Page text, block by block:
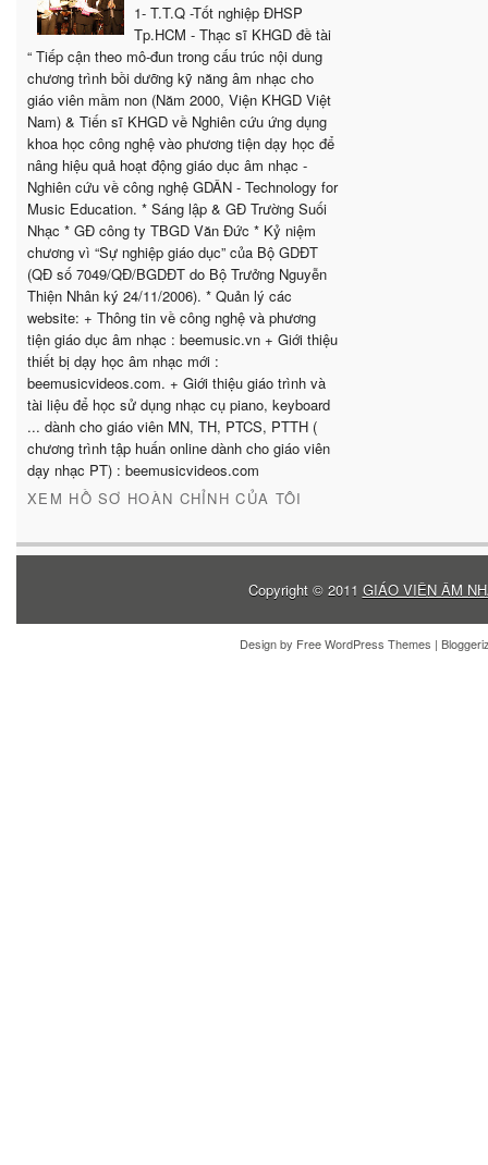
1- T.T.Q -Tốt nghiệp ĐHSP
Tp.HCM - Thạc sĩ KHGD đề tài
“ Tiếp cận theo mô-đun trong cấu trúc nội dung
chương trình bồi dưỡng kỹ năng âm nhạc cho
giáo viên mầm non (Năm 2000, Viện KHGD Việt
Nam) & Tiến sĩ KHGD về Nghiên cứu ứng dụng
khoa học công nghệ vào phương tiện dạy học để
nâng hiệu quả hoạt động giáo dục âm nhạc -
Nghiên cứu về công nghệ GDÂN - Technology for
Music Education. * Sáng lập & GĐ Trường Suối
Nhạc * GĐ công ty TBGD Văn Đức * Kỷ niệm
chương vì “Sự nghiệp giáo dục” của Bộ GDĐT
(QĐ số 7049/QĐ/BGDĐT do Bộ Trưởng Nguyễn
Thiện Nhân ký 24/11/2006). * Quản lý các
website: + Thông tin về công nghệ và phương
tiện giáo dục âm nhạc : beemusic.vn + Giới thiệu
thiết bị dạy học âm nhạc mới :
beemusicvideos.com. + Giới thiệu giáo trình và
tài liệu để học sử dụng nhạc cụ piano, keyboard
... dành cho giáo viên MN, TH, PTCS, PTTH (
chương trình tập huấn online dành cho giáo viên
dạy nhạc PT) : beemusicvideos.com
XEM HỒ SƠ HOÀN CHỈNH CỦA TÔI
Copyright © 2011 GIÁO VIÊN ÂM
Design by Free WordPress Themes |